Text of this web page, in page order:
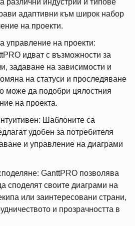
адаптивни към широк набор
на проекти.
управление на проекти:
идват с възможности за
задаване на зависимости и
на статуси и проследяване
може да подобри цялостния
на проекта.
Шаблоните са
удобен за потребителя
и управление на диаграми
GanttPRO позволява
споделят своите диаграми на
или заинтересовани страни,
и прозрачността в